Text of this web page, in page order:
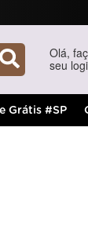
Olá,
seu
Grátis #SP